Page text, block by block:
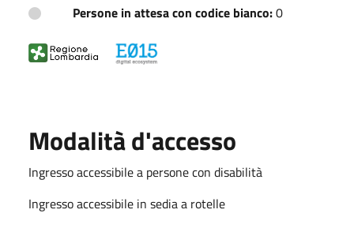
Persone in attesa con codice bianco:0
Modalità d'accesso
Ingresso accessibile a persone con disabilità
Ingresso accessibile in sedia a rotelle